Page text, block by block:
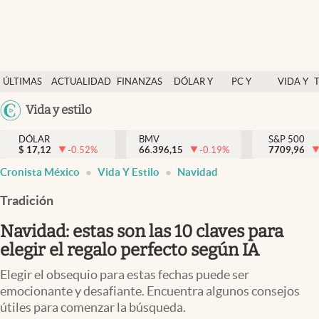
ÚLTIMAS
NOTICIAS
ACTUALIDAD
FINANZAS
DÓLAR Y
PC Y
VIDA Y
México
Vida y estilo
Actualidad
Finanzas y economía
Dólar y mercados
Pc y celular
Vida y estilo
DÓLAR
$ 17,12 -0.52%
BMV
66.396,15
-0.19%
S&P 500
7709,96
Cronista México Vida Y Estilo Navidad
Tradición
Navidad: estas son las 10 claves para
elegir el regalo perfecto según IA
Elegir el obsequio para estas fechas puede ser
emocionante y desafiante. Encuentra algunos consejos
útiles para comenzar la búsqueda.